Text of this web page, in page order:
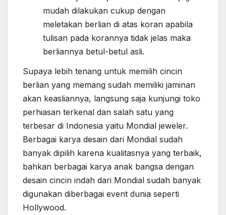
mudah dilakukan cukup dengan
meletakan berlian di atas koran apabila
tulisan pada korannya tidak jelas maka
berliannya betul-betul asli.
Supaya lebih tenang untuk memilih cincin
berlian yang memang sudah memiliki jaminan
akan keasliannya, langsung saja kunjungi toko
perhiasan terkenal dan salah satu yang
terbesar di Indonesia yaitu Mondial jeweler.
Berbagai karya desain dari Mondial sudah
banyak dipilih karena kualitasnya yang terbaik,
bahkan berbagai karya anak bangsa dengan
desain cincin indah dari Mondial sudah banyak
digunakan diberbagai event dunia seperti
Hollywood.